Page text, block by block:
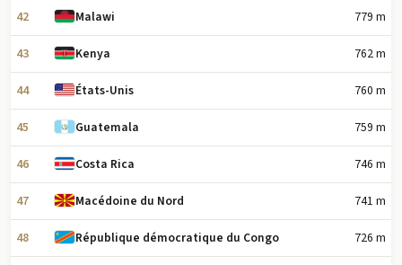
42 Malawi 779 m
43 Kenya 762 m
44 États-Unis 760 m
45 Guatemala 759 m
46 Costa Rica 746 m
47 Macédoine du Nord 741 m
48 République démocratique du Congo 726 m